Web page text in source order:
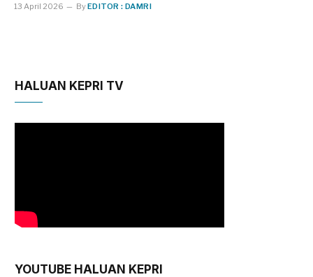
13 April 2026 ByEDITOR : DAMRI
HALUAN KEPRI TV
YOUTUBE HALUAN KEPRI